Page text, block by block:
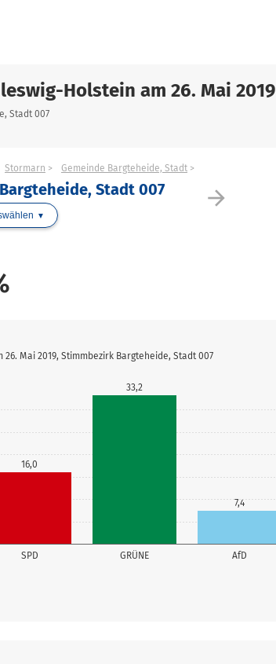
Holstein am 26. Mai 2019
Stadt 007
arrow_forward
Stormarn Gemeinde Bargteheide, Stadt
Stadt 007
SPD GRÜNE AfD
16,0
33,2
7,4
Mai 2019, Stimmbezirk Bargteheide, Stadt 007